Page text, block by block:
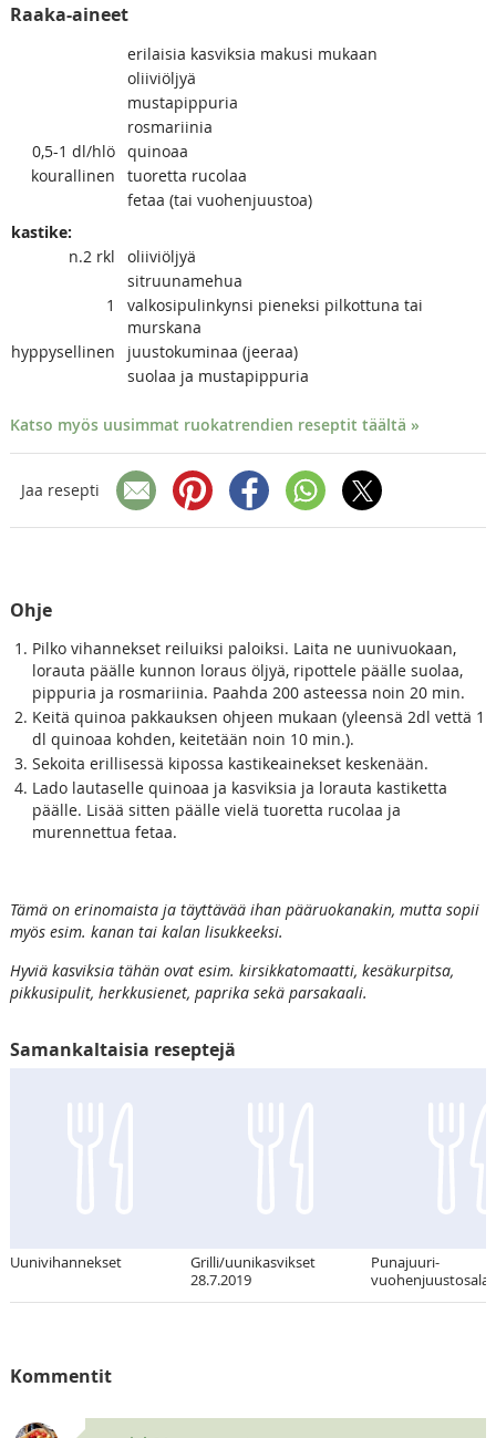
Raaka-aineet
erilaisia kasviksia makusi mukaan
oliiviöljyä
mustapippuria
rosmariinia
0,5-1 dl/hlö quinoaa
kourallinen
tuoretta rucolaa
fetaa (tai vuohenjuustoa)
kastike:
n.2 rkl
oliiviöljyä
sitruunamehua
1
valkosipulinkynsi pieneksi pilkottuna tai
murskana
hyppysellinen
juustokuminaa (jeeraa)
suolaa ja mustapippuria
Katso myös uusimmat ruokatrendien reseptit täältä »
Jaa resepti
Ohje
Pilko vihannekset reiluiksi paloiksi. Laita ne uunivuokaan,
lorauta päälle kunnon loraus öljyä, ripottele päälle suolaa,
pippuria ja rosmariinia. Paahda 200 asteessa noin 20 min.
Keitä quinoa pakkauksen ohjeen mukaan (yleensä 2dl vettä 1
dl quinoaa kohden, keitetään noin 10 min.).
Sekoita erillisessä kipossa kastikeainekset keskenään.
Lado lautaselle quinoaa ja kasviksia ja lorauta kastiketta
päälle. Lisää sitten päälle vielä tuoretta rucolaa ja
murennettua fetaa.
Tämä on erinomaista ja täyttävää ihan pääruokanakin, mutta sopii
myös esim. kanan tai kalan lisukkeeksi.
Hyviä kasviksia tähän ovat esim. kirsikkatomaatti, kesäkurpitsa,
pikkusipulit, herkkusienet, paprika sekä parsakaali.
Samankaltaisia reseptejä
Uunivihannekset
Grilli/uunikasvikset
28.7.2019
Punajuuri-
Kommentit